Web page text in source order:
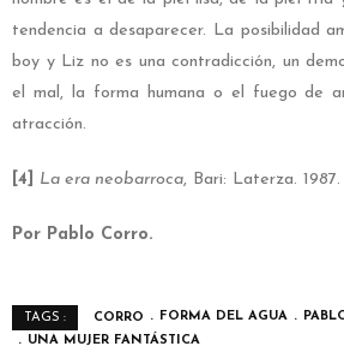
tendencia a desaparecer. La posibilidad
boy y Liz no es una contradicción, un
el mal, la forma humana o el fuego de
atracción.
[4] La era neobarroca, Bari: Laterza. 1987.
Por Pablo Corro.
TAGS : CORRO FORMA DEL AGUA
UNA MUJER FANTÁSTICA